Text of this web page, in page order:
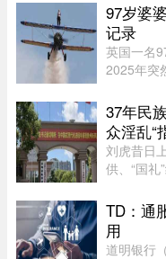
97岁婆
记录
英国一名
2025年突
纪最大的
walker（
37年民
众淫乱“
刘虎昔日
供、“国
们曾以百
典、经济
TD：通
用
道明银行